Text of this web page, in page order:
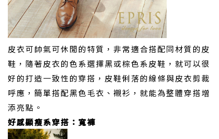
皮衣可帥氣可休閒的特質，非常適合搭配同材質的皮
鞋，隨著皮衣的色系選擇黑或棕色系皮鞋，就可以很
好的打造一致性的穿搭，皮鞋俐落的線條與皮衣剪裁
呼應，簡單搭配黑色毛衣、襯衫，就能為整體穿搭增
添亮點。
好感顯瘦系穿搭：寬褲